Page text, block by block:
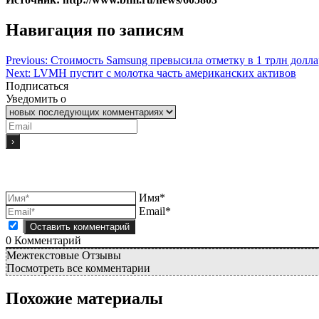
Навигация по записям
Previous: Стоимость Samsung превысила отметку в 1 трлн
Next: LVMH пустит с молотка часть американских активов
Подписаться
Уведомить о
Имя*
Email*
0 Комментарий
Межтекстовые Отзывы
Посмотреть все комментарии
Похожие материалы